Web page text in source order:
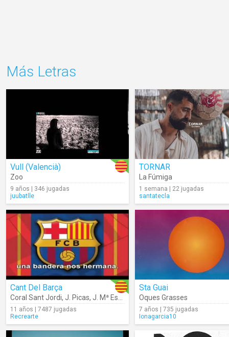
Más Letras
Vull (Valencià)
Zoo
9 años | 346 jugadas
juubatlle
TORNAR
La Fúmiga
1 semana | 22 jugadas
santatecla
Cant Del Barça
Coral Sant Jordi, J. Picas, J. Mª Espinàs (Música: Manuel Valls I Gorina)
11 años | 7487 jugadas
Recrearte
Sta Guai
Oques Grasses
7 años | 735 jugadas
Ionagarcia10